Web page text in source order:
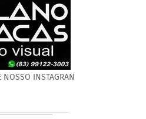
NOSSO INSTAGRAN